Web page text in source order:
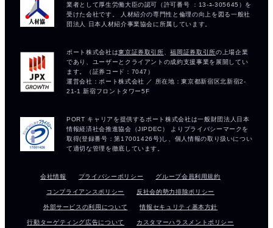
会社情報 プライバシーポリシー グループ会員利用規約
コンプライアンスポリシー 反社会的勢力排除ポリシー
外部サービスの利用について 情報セキュリティ基本方針
行動ターゲティング広告について カスタマーハラスメントポリシー